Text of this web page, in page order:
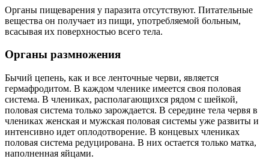
Органы пищеварения у паразита отсутствуют. Питательные
вещества он получает из пищи, употребляемой больным,
всасывая их поверхностью всего тела.
Органы размножения
Бычий цепень, как и все ленточные черви, является
гермафродитом. В каждом членике имеется своя половая
система. В члениках, располагающихся рядом с шейкой,
половая система только зарождается. В середине тела червя в
члениках женская и мужская половая системы уже развиты и
интенсивно идет оплодотворение. В концевых члениках
половая система редуцирована. В них остается только матка,
наполненная яйцами.